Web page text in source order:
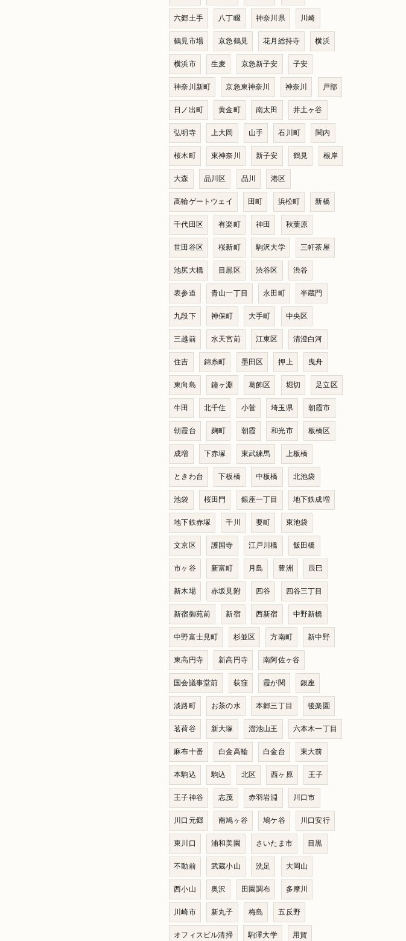
六郷土手 八丁畷 神奈川県 川崎
鶴見市場 京急鶴見 花月総持寺 横浜
横浜市 生麦 京急新子安 子安
神奈川新町 京急東神奈川 神奈川 戸部
日ノ出町 黄金町 南太田 井土ヶ谷
弘明寺 上大岡 山手 石川町 関内
桜木町 東神奈川 新子安 鶴見 根岸
大森 品川区 品川 港区
高輪ゲートウェイ 田町 浜松町 新橋
千代田区 有楽町 神田 秋葉原
世田谷区 桜新町 駒沢大学 三軒茶屋
池尻大橋 目黒区 渋谷区 渋谷
表参道 青山一丁目 永田町 半蔵門
九段下 神保町 大手町 中央区
三越前 水天宮前 江東区 清澄白河
住吉 錦糸町 墨田区 押上 曳舟
東向島 鐘ヶ淵 葛飾区 堀切 足立区
牛田 北千住 小菅 埼玉県 朝霞市
朝霞台 麹町 朝霞 和光市 板橋区
成増 下赤塚 東武練馬 上板橋
ときわ台 下板橋 中板橋 北池袋
池袋 桜田門 銀座一丁目 地下鉄成増
地下鉄赤塚 千川 要町 東池袋
文京区 護国寺 江戸川橋 飯田橋
市ヶ谷 新富町 月島 豊洲 辰巳
新木場 赤坂見附 四谷 四谷三丁目
新宿御苑前 新宿 西新宿 中野新橋
中野富士見町 杉並区 方南町 新中野
東高円寺 新高円寺 南阿佐ヶ谷
国会議事堂前 荻窪 霞が関 銀座
淡路町 お茶の水 本郷三丁目 後楽園
茗荷谷 新大塚 溜池山王 六本木一丁目
麻布十番 白金高輪 白金台 東大前
本駒込 駒込 北区 西ヶ原 王子
王子神谷 志茂 赤羽岩淵 川口市
川口元郷 南鳩ヶ谷 鳩ケ谷 川口安行
東川口 浦和美園 さいたま市 目黒
不動前 武蔵小山 洗足 大岡山
西小山 奥沢 田園調布 多摩川
川崎市 新丸子 梅島 五反野
オフィスビル清掃 駒澤大学 用賀